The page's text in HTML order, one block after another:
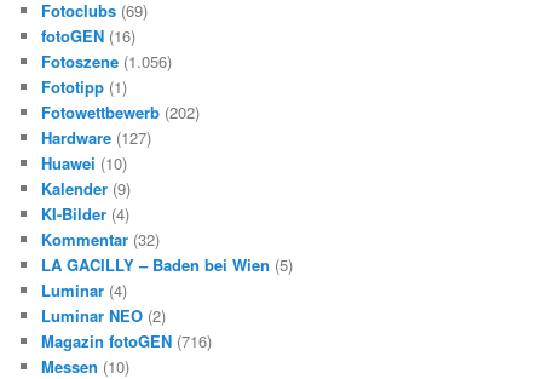
Fotoclubs (69)
fotoGEN (16)
Fotoszene (1.056)
Fototipp (1)
Fotowettbewerb (202)
Hardware (127)
Huawei (10)
Kalender (9)
KI-Bilder (4)
Kommentar (32)
LA GACILLY – Baden bei Wien (5)
Luminar (4)
Luminar NEO (2)
Magazin fotoGEN (716)
Messen (10)